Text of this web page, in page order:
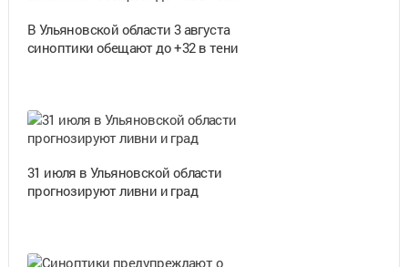
В Ульяновской области 3 августа
синоптики обещают до +32 в тени
31 июля в Ульяновской области
прогнозируют ливни и град